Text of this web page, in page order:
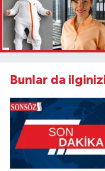
Bunlar da